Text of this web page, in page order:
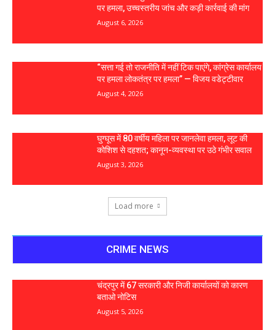
पर हमला, उच्चस्तरीय जांच और कड़ी कार्रवाई की मांग
August 6, 2026
“सत्ता गई तो राजनीति में नहीं टिक पाएंगे, कांग्रेस कार्यालय
पर हमला लोकतंत्र पर हमला” — विजय वडेट्टीवार
August 4, 2026
घुग्घूस में 80 वर्षीय महिला पर जानलेवा हमला, लूट की
कोशिश से दहशत; कानून-व्यवस्था पर उठे गंभीर सवाल
August 3, 2026
Load more
CRIME NEWS
चंद्रपुर में 67 सरकारी और निजी कार्यालयों को कारण
बताओ नोटिस
August 5, 2026